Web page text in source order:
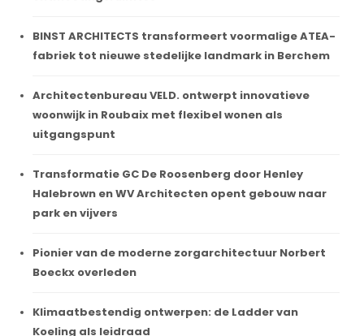
BINST ARCHITECTS transformeert voormalige ATEA-
fabriek tot nieuwe stedelijke landmark in Berchem
Architectenbureau VELD. ontwerpt innovatieve
woonwijk in Roubaix met flexibel wonen als
uitgangspunt
Transformatie GC De Roosenberg door Henley
Halebrown en WV Architecten opent gebouw naar
park en vijvers
Pionier van de moderne zorgarchitectuur Norbert
Boeckx overleden
Klimaatbestendig ontwerpen: de Ladder van
Koeling als leidraad